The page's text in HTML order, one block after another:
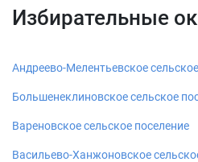
Избирательные
Андреево-Мелентьевское
Большенеклиновское сельское
Вареновское сельское поселение
Васильево-Ханжоновское